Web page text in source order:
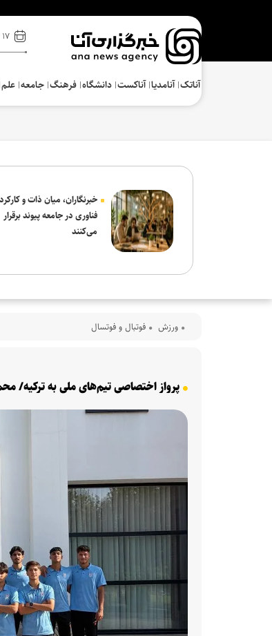
۱۷ مرداد ۱۴۰۵
آناتک آنامدیا آناکست دانشگاه فرهنگ‌ جامعه علم
خبرنگاران، میان ذات و کارکرد
فناوری در جامعه پیوند برقرار
می‌کنند
ورزش فوتبال و فوتسال
پرواز اختصاصی‌ تیم‌های ملی به ترکیه/